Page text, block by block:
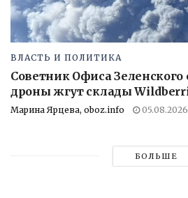
ВЛАСТЬ И ПОЛИТИКА
Советник Офиса Зеленского
дроны жгут склады
Марина Ярцева, oboz.info 05.08.2026
БОЛЬШЕ